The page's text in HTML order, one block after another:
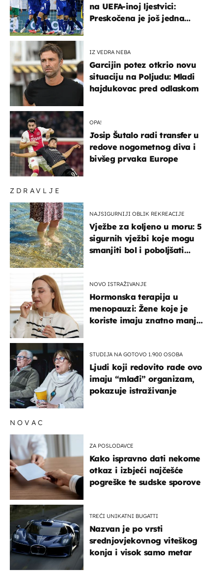
ZDRAVLJE
NAJSIGURNIJI OBLIK REKREACIJE
Vježbe za koljeno u moru: 5
sigurnih vježbi koje mogu
smanjiti bol i poboljšati
NOVO ISTRAŽIVANJE
Hormonska terapija u
menopauzi: Žene koje je
koriste imaju znatno manji
STUDIJA NA GOTOVO 1.900 OSOBA
Ljudi koji redovito rade ovo
imaju “mlađi” organizam,
pokazuje istraživanje
na UEFA-inoj ljestvici:
Preskočena je još jedna
IZ VEDRA NEBA
Garcijin potez otkrio novu
situaciju na Poljudu: Mladi
hajdukovac pred odlaskom
OPA!
Josip Šutalo radi transfer u
redove nogometnog diva i
bivšeg prvaka Europe
NOVAC
ZA POSLODAVCE
Kako ispravno dati nekome
otkaz i izbjeći najčešće
pogreške te sudske sporove
TREĆI UNIKATNI BUGATTI
Nazvan je po vrsti
srednjovjekovnog viteškog
konja i visok samo metar